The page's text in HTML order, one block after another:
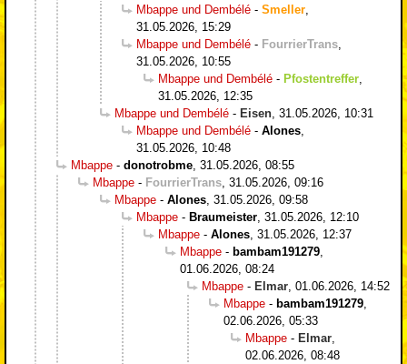
Mbappe und Dembélé - Smeller
31.05.2026, 15:29
Mbappe und Dembélé - FourrierTrans
31.05.2026, 10:55
Mbappe und Dembélé - Pfostentreffer
31.05.2026, 12:35
Mbappe und Dembélé - Eisen 31.05.2026, 10:31
Mbappe und Dembélé - Alones
31.05.2026, 10:48
Mbappe - donotrobme 31.05.2026, 08:55
Mbappe - FourrierTrans 31.05.2026, 09:16
Mbappe - Alones 31.05.2026, 09:58
Mbappe - Braumeister 31.05.2026, 12:10
Mbappe - Alones 31.05.2026, 12:37
Mbappe - bambam191279
01.06.2026, 08:24
Mbappe - Elmar 01.06.2026, 14:52
Mbappe - bambam191279
02.06.2026, 05:33
Mbappe - Elmar
02.06.2026, 08:48